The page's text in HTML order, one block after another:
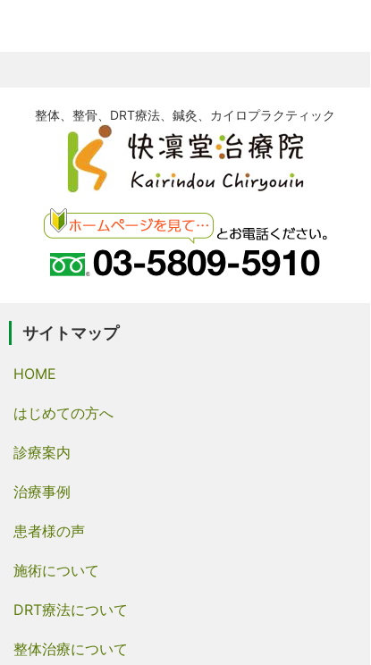
整体、整骨、DRT療法、鍼灸、カイロプラクティック
サイトマップ
HOME
はじめての方へ
診療案内
治療事例
患者様の声
施術について
DRT療法について
整体治療について